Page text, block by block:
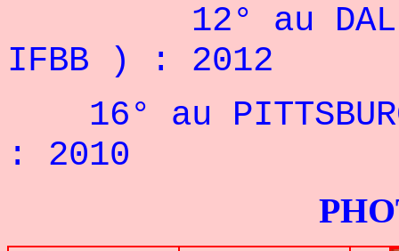
12° au DALLAS
IFBB ) : 2012
16° au
: 2010
PHOTOS